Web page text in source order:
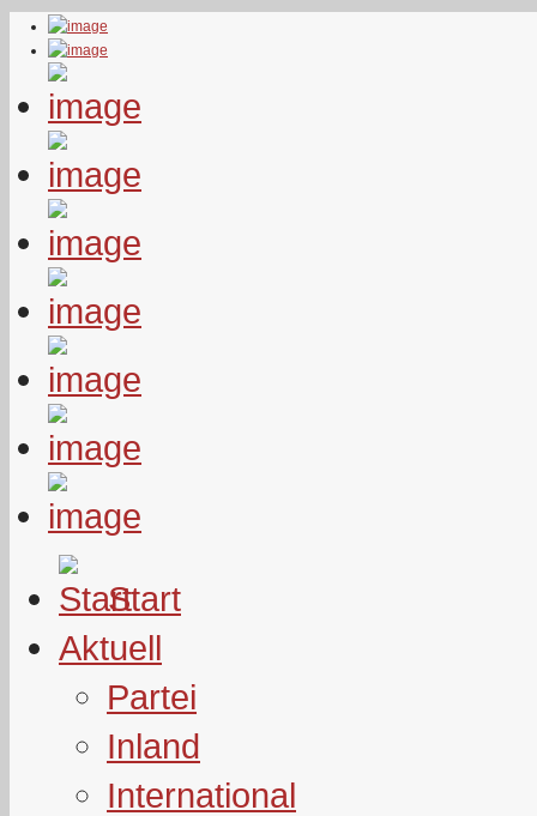
Start
Aktuell
Partei
Inland
International